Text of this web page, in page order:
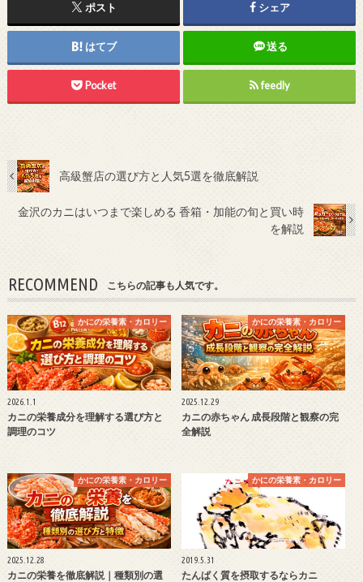
ポスト シェア
はてブ 送る
Pocket feedly
高級蟹店の選び方と人気5選を徹底解説
金沢のカニはいつまで楽しめる 香箱・加能の旬と買い時
を解説
RECOMMEND こちらの記事も人気です。
かにの栄養素・カロリー
2026.1.1
カニの栄養成分を理解する選び方と
調理のコツ
かにの栄養素・カロリー
2025.12.29
カニの赤ちゃん 成長段階と観察の完
全解説
かにの栄養素・カロリー
2025.12.28
カニの栄養を徹底解説｜種類別の選
かにの栄養素・カロリー
2019.5.31
たんぱく質を摂取するならカニ